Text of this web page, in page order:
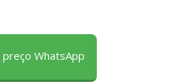
preço WhatsApp